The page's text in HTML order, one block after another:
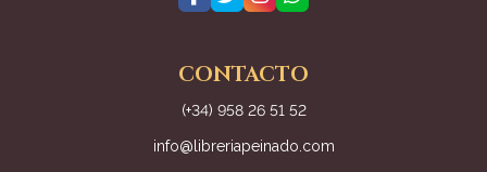
CONTACTO
(+34) 958 26 51 52
info@libreriapeinado.com